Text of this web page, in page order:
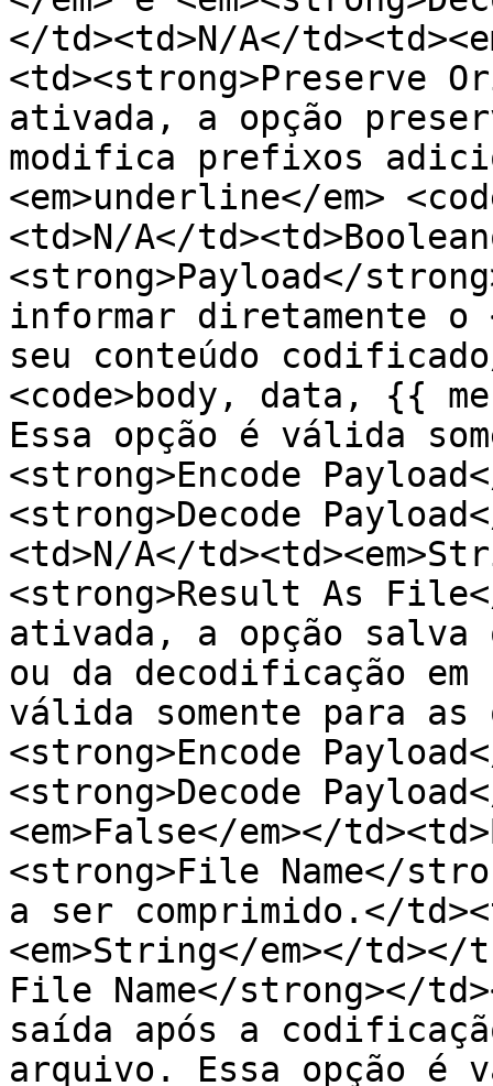
</td><td>N/A</
<td><strong>Preserve
ativada, a opção
modifica prefixos
<em>underline</em>
<td>N/A</
<strong>Payload</
informar diretamente o
seu conteúdo
<code>body, data, {{
Essa opção é válida
<strong>Encode
<strong>Decode
<td>N/A</
<strong>Result As
ativada, a opção
ou da decodificação em
válida somente para as
<strong>Encode
<strong>Decode
<em>False</em></
<strong>File Name</
a ser comprimido.</
<em>String</em></
File Name</strong></
saída após a
arquivo. Essa opção é